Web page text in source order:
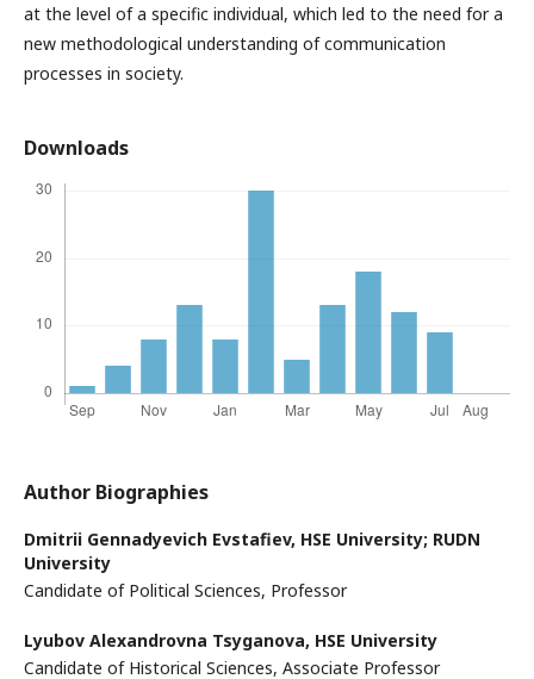
at the level of a specific individual, which led to the need for a
new methodological understanding of communication
processes in society.
Downloads
Author Biographies
Dmitrii Gennadyevich Evstafiev, HSE University; RUDN
University
Candidate of Political Sciences, Professor
Lyubov Alexandrovna Tsyganova, HSE University
Candidate of Historical Sciences, Associate Professor